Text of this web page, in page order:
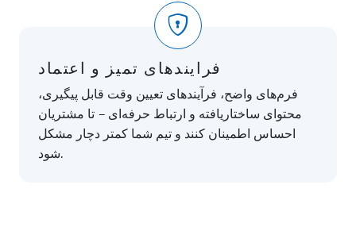
فرایندهای تمیز و اعتماد
فرم‌های واضح، فرآیندهای تعیین وقت قابل پیگیری،
محتوای ساختاریافته و ارتباط حرفه‌ای – تا مشتریان
احساس اطمینان کنند و تیم شما کمتر دچار مشکل
شود.